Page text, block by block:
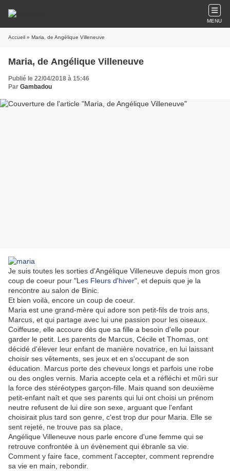
MENU
Accueil » Maria, de Angélique Villeneuve
Maria, de Angélique Villeneuve
Publié le 22/04/2018 à 15:46
Par Gambadou
Je suis toutes les sorties d'Angélique Villeneuve depuis mon gros
coup de coeur pour "L es Fleurs d'hiver", et depuis que je la
rencontre au salon de Binic.
Et bien voilà, encore un coup de coeur.
Maria est une grand-mère qui adore son petit-fils de trois ans,
Marcus, et qui partage avec lui une passion pour les oiseaux.
Coiffeuse, elle accoure dès que sa fille a besoin d'elle pour
garder le petit. Les parents de Marcus, Cécile et Thomas, ont
décidé d'élever leur enfant de manière novatrice, en lui laissant
choisir ses vêtements, ses jeux et en s'occupant de son
éducation. Marcus porte des cheveux longs et parfois une robe
ou des ongles vernis. Maria accepte cela et a réfléchi et mûri sur
la force des stéréotypes garçon-fille. Mais quand son deuxième
petit-enfant naît et que ses parents qui lui ont choisi un prénom
neutre refusent de lui dire son sexe, arguant que l'enfant
choisirait plus tard son genre, c'est trop dur pour Maria. Elle se
sent rejeté, ne trouve pas sa place,
Angélique Villeneuve nous parle encore d'une femme qui se
retrouve confrontée à un évènement qui ébranle sa vie.
Comment y faire face, comment l'accepter, comment reprendre
sa vie en main, rebondir.